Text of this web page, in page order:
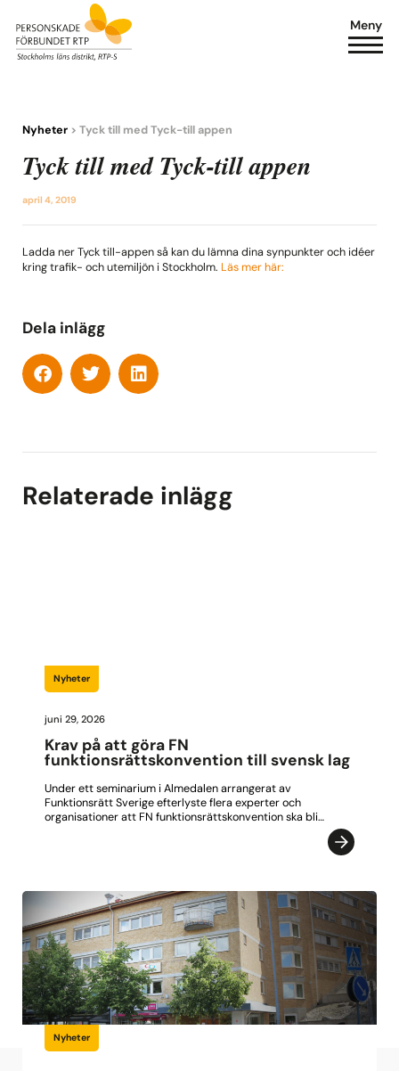
Meny
Nyheter > Tyck till med Tyck-till appen
Tyck till med Tyck-till appen
april 4, 2019
Ladda ner Tyck till-appen så kan du lämna dina synpunkter och idéer
kring trafik- och utemiljön i Stockholm. Läs mer här:
Dela inlägg
Relaterade inlägg
Nyheter
juni 29, 2026
Krav på att göra FN
funktionsrättskonvention till svensk lag
Under ett seminarium i Almedalen arrangerat av
Funktionsrätt Sverige efterlyste flera experter och
organisationer att FN funktionsrättskonvention ska bli…
Nyheter